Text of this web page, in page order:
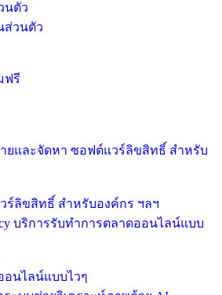
นตัว
ส่วนตัว
ร์ลิขสิทธิ์ สำหรับองค์กร ฯลฯ
อนไลน์แบบไวๆ